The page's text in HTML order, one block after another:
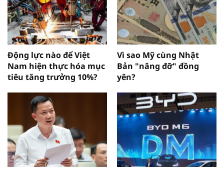
Động lực nào để Việt
Nam hiện thực hóa mục
tiêu tăng trưởng 10%?
Vì sao Mỹ cùng Nhật
Bản "nâng đỡ" đồng
yên?